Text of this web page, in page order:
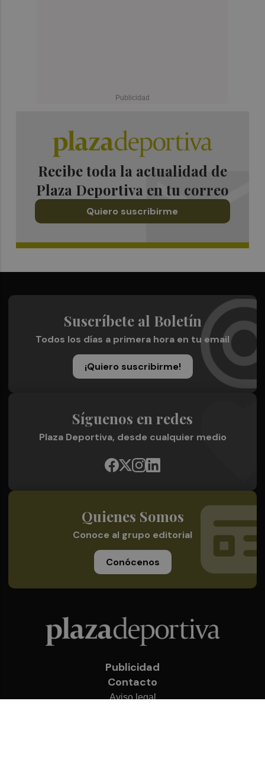
Recibe toda la actualidad de
Plaza Deportiva en tu correo
Quiero suscribirme
Suscríbete al Boletín
Todos los días a primera hora en tu email
¡Quiero suscribirme!
Síguenos en redes
Plaza Deportiva, desde cualquier medio
Quienes Somos
Conoce al grupo editorial
Conócenos
Publicidad
Contacto
Aviso legal